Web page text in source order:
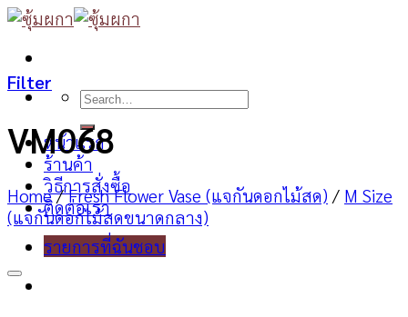
Skip
content
Search
หน้าแรก
ร้านค้า
วิธีการสั่งซื้อ
ติดต่อเรา
รายการที่ฉันชอบ
Filter
VM068
Home / Fresh Flower Vase (แจกันดอกไม้สด) / M Size
(แจกันดอกไม้สดขนาดกลาง)